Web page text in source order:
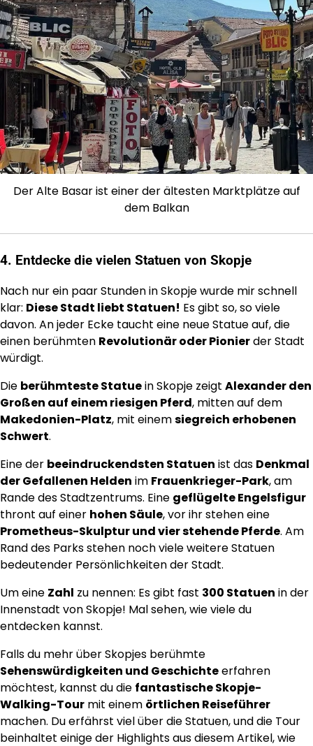
Der Alte Basar ist einer der ältesten Marktplätze auf
dem Balkan
4. Entdecke die vielen Statuen von Skopje
Nach nur ein paar Stunden in Skopje wurde mir schnell
klar: Diese Stadt liebt Statuen! Es gibt so, so viele
davon. An jeder Ecke taucht eine neue Statue auf, die
einen berühmten Revolutionär oder Pionierder Stadt
würdigt.
Die berühmteste Statuein Skopje zeigt Alexander den
Großen auf einem riesigen Pferd, mitten auf dem
Makedonien-Platz, mit einemsiegreich erhobenen
Schwert.
Eine der beeindruckendsten Statuen ist das Denkmal
der Gefallenen Helden im Frauenkrieger-Park, am
Rande des Stadtzentrums. Eine geflügelte Engelsfigur
thront auf einer hohen Säule, vor ihr stehen eine
Prometheus-Skulptur und vier stehende Pferde. Am
Rand des Parks stehen noch viele weitere Statuen
bedeutender Persönlichkeiten der Stadt.
Um eine Zahl zu nennen: Es gibt fast 300 Statuen in der
Innenstadt von Skopje! Mal sehen, wie viele du
entdecken kannst.
Falls du mehr über Skopjes berühmte
Sehenswürdigkeiten und Geschichteerfahren
möchtest, kannst du die fantastische Skopje-
Walking-Tour mit einem örtlichen Reiseführer
machen. Du erfährst viel über die Statuen, und die Tour
beinhaltet einige der Highlights aus diesem Artikel, wie